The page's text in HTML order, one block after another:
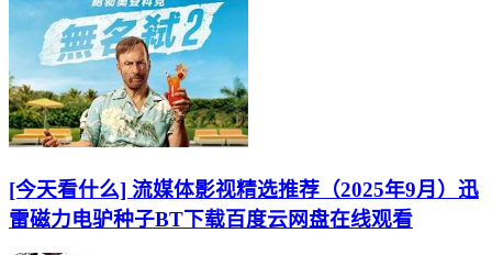
[今天看什么] 流媒体影视精选推荐（2025年9月）迅
雷磁力电驴种子BT下载百度云网盘在线观看